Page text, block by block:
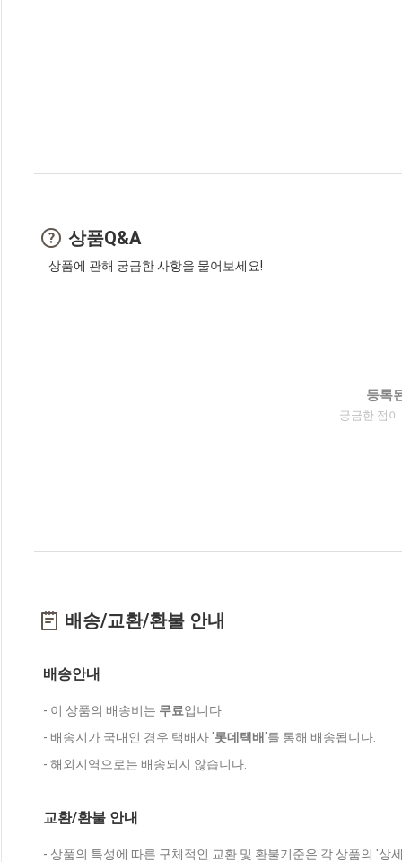
상품Q&A
상품에 관해 궁금한 사항을 물어보세요!
등록
궁금한 점
배송/교환/환불 안내
배송안내
- 이 상품의 배송비는 무료입니다.
- 배송지가 국내인 경우 택배사 '롯데택배'를 통해 배송됩니다.
- 해외지역으로는 배송되지 않습니다.
교환/환불 안내
- 상품의 특성에 따른 구체적인 교환 및 환불기준은 각 상품의 '상